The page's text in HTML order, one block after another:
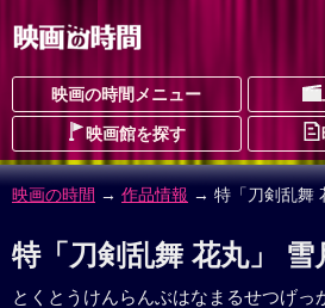
映画の時間メニュー
映画館を探す
映画の時間 → 作品情報 → 特「刀剣乱舞
特「刀剣乱舞 花丸」
とくとうけんらんぶはなまるせつげっ